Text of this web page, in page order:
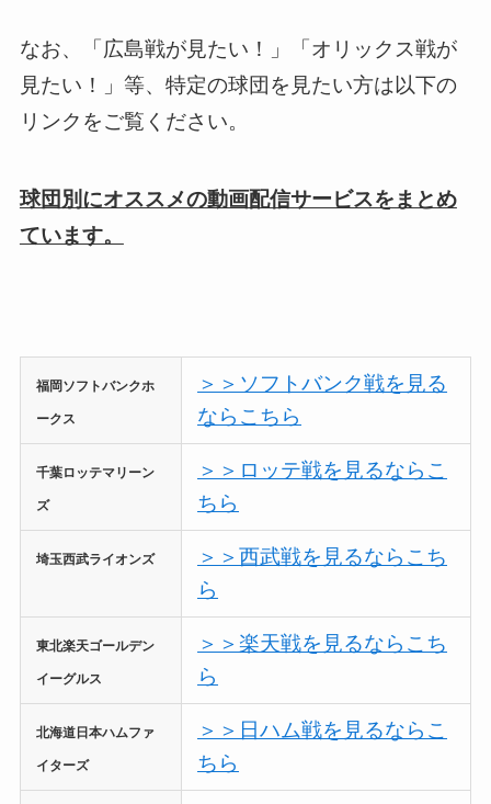
なお、「広島戦が見たい！」「オリックス戦が
見たい！」等、特定の球団を見たい方は以下の
リンクをご覧ください。
球団別にオススメの動画配信サービスをまとめ
ています。
福岡ソフトバンクホ
ークス
＞＞ソフトバンク戦を見る
ならこちら
千葉ロッテマリーン
ズ
＞＞ロッテ戦を見るならこ
ちら
埼玉西武ライオンズ
＞＞西武戦を見るならこち
ら
東北楽天ゴールデン
イーグルス
＞＞楽天戦を見るならこち
ら
北海道日本ハムファ
イターズ
＞＞日ハム戦を見るならこ
ちら